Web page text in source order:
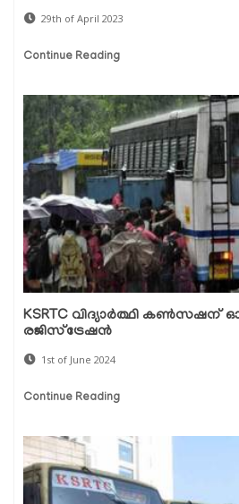
29th of April 2023
Continue Reading
KSRTC വിദ്യാർത്ഥി
രജിസ്ട്രേഷൻ
1st of June 2024
Continue Reading